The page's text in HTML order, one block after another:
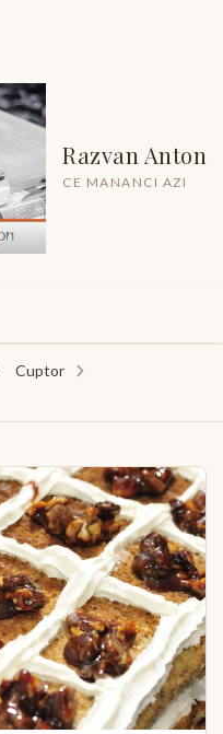
Razvan Anton
CE MANANCI AZI
Cuptor